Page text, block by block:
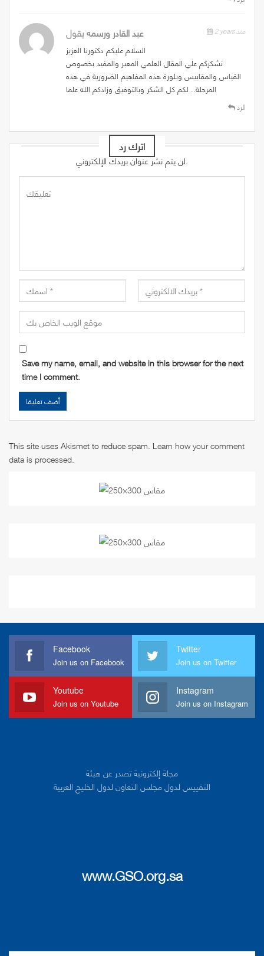
عبد القادر ورسمهيقول 2 years منذ
السلام عليكم دكتورنا العزيز
نشكركم علي المقال العلمي المعبر والمفيد بخصوص
القياس والمقاييس وبلورة هذه المفاهيم الضرورية في هذه
المرحلة.. لكم كل الشكر وبالتوفيق وزادكم الله علما
الرد
اترك رد
لن يتم نشر عنوان بريدك الإلكتروني.
Save my name, email, and website in this browser for the next
time I comment.
This site uses Akismet to reduce spam. Learn how your comment
data is processed.
Facebook
Join us on Facebook
Twitter
Join us on Twitter
Youtube
Join us on Youtube
Instagram
Join us on Instagram
مجلة إلكترونية تصدر عن هيئة
التقييس لدول مجلس التعاون لدول الخليج العربية
www.GSO.org.sa